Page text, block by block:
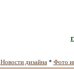
Новости дизайна * Фото